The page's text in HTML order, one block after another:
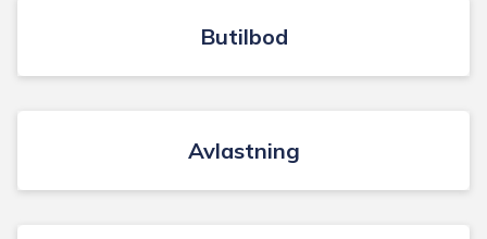
Butilbod
Avlastning